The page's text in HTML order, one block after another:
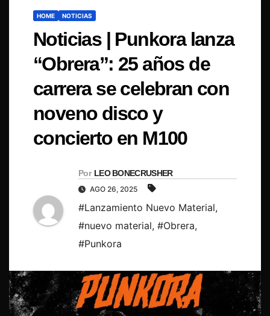
HOME NOTICIAS
Noticias | Punkora lanza
“Obrera”: 25 años de
carrera se celebran con
noveno disco y
concierto en M100
Por LEO BONECRUSHER
AGO 26, 2025
#Lanzamiento Nuevo Material,
#nuevo material, #Obrera,
#Punkora